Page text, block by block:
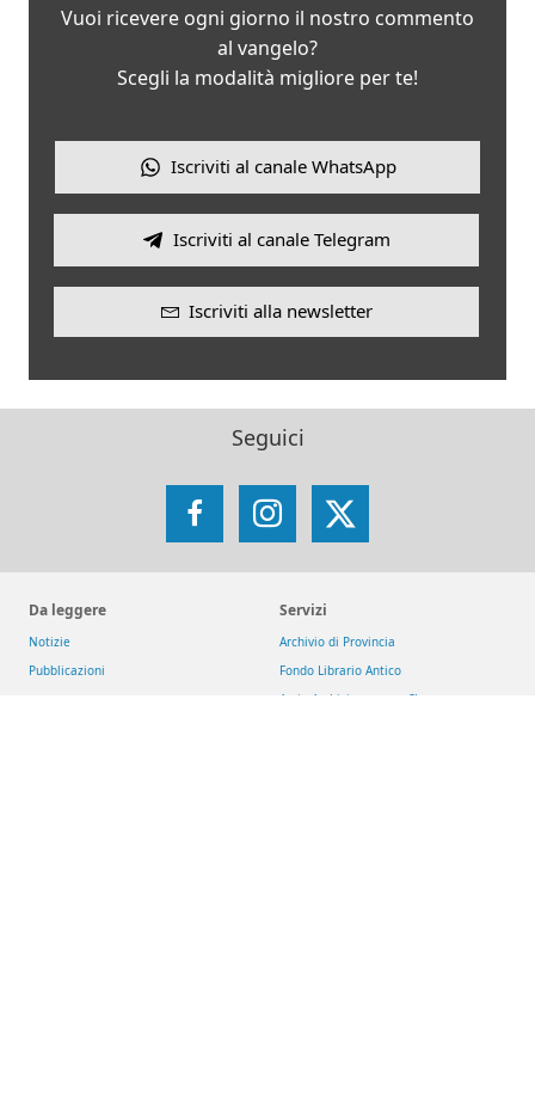
Vuoi ricevere ogni giorno il nostro commento
al vangelo?
Scegli la modalità migliore per te!
Iscriviti al canale WhatsApp
Iscriviti al canale Telegram
Iscriviti alla newsletter
Seguici
FacebookInstagram
X
Da leggere
Notizie
Pubblicazioni
Servizi
Archivio di Provincia
Fondo Librario Antico
Arsi - Archivio romano SJ